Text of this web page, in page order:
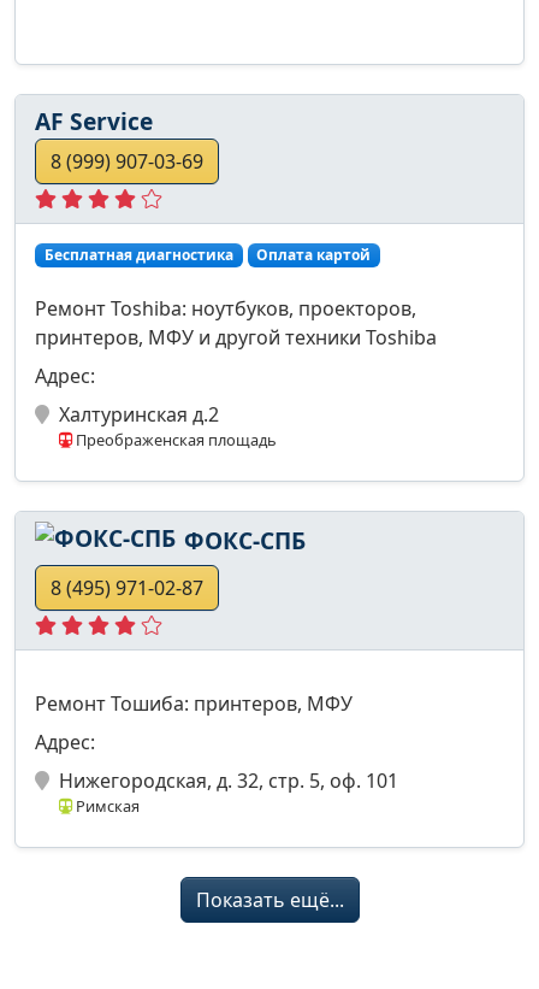
AF Service
8 (999) 907-03-69
Бесплатная диагностика Оплата картой
Ремонт Toshiba: ноутбуков, проекторов,
принтеров, МФУ и другой техники Toshiba
Адрес:
Халтуринская д.2
Преображенская площадь
ФОКС-СПБ
8 (495) 971-02-87
Ремонт Тошиба: принтеров, МФУ
Адрес:
Нижегородская, д. 32, стр. 5, оф. 101
Римская
Показать ещё...